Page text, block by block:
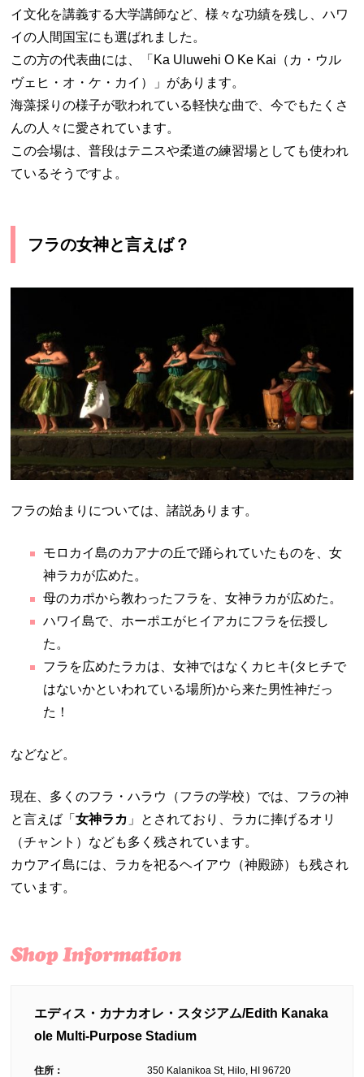
イ文化を講義する大学講師など、様々な功績を残し、ハワ
イの人間国宝にも選ばれました。
この方の代表曲には、「Ka Uluwehi O Ke Kai（カ・ウル
ヴェヒ・オ・ケ・カイ）」があります。
海藻採りの様子が歌われている軽快な曲で、今でもたくさ
んの人々に愛されています。
この会場は、普段はテニスや柔道の練習場としても使われ
ているそうですよ。
フラの女神と言えば？
フラの始まりについては、諸説あります。
モロカイ島のカアナの丘で踊られていたものを、女
神ラカが広めた。
母のカポから教わったフラを、女神ラカが広めた。
ハワイ島で、ホーポエがヒイアカにフラを伝授し
た。
フラを広めたラカは、女神ではなくカヒキ(タヒチで
はないかといわれている場所)から来た男性神だっ
た！
などなど。
現在、多くのフラ・ハラウ（フラの学校）では、フラの神
と言えば「女神ラカ 」とされており、ラカに捧げるオリ
（チャント）なども多く残されています。
カウアイ島には、ラカを祀るヘイアウ（神殿跡）も残され
ています。
エディス・カナカオレ・スタジアム/Edith Kanaka
ole Multi-Purpose Stadium
住所： 350 Kalanikoa St, Hilo, HI 96720